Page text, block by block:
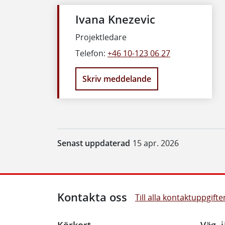
Ivana Knezevic
Projektledare
Telefon: +46 10-123 06 27
Skriv meddelande
Senast uppdaterad 15 apr. 2026
Kontakta oss Till alla